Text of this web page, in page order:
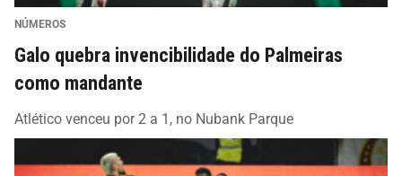
NÚMEROS
Galo quebra invencibilidade do Palmeiras
como mandante
Atlético venceu por 2 a 1, no Nubank Parque